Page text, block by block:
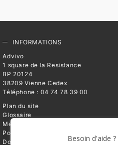
INFORMATIONS
Advivo
1 square de la Resistance
BP 20124
38209 Vienne Cedex
Téléphone : 04 74 78 39 00
Plan du site
Glossaire
Mentions légales
Politique de Protection des
Données